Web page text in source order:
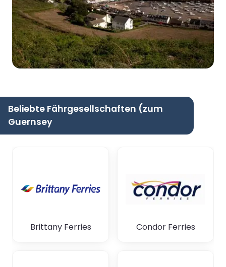
Beliebte Fährgesellschaften (zum
Guernsey
Brittany Ferries Condor Ferries